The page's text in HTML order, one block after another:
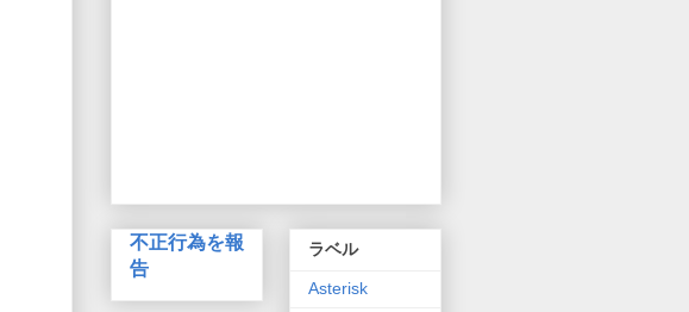
不正行為を報
告
ラベル
Asterisk